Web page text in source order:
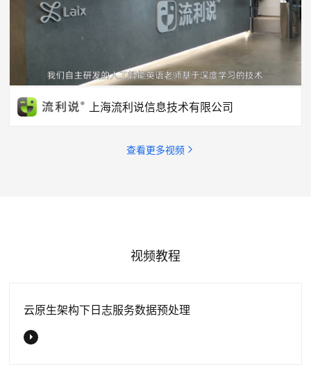
上海流利说信息技术有限公司
查看更多视频
视频教程
云原生架构下日志服务数据预处理